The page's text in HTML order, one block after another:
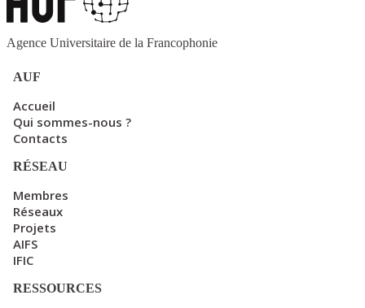
Agence Universitaire de la Francophonie
AUF
Accueil
Qui sommes-nous ?
Contacts
RÉSEAU
Membres
Réseaux
Projets
AIFS
IFIC
RESSOURCES